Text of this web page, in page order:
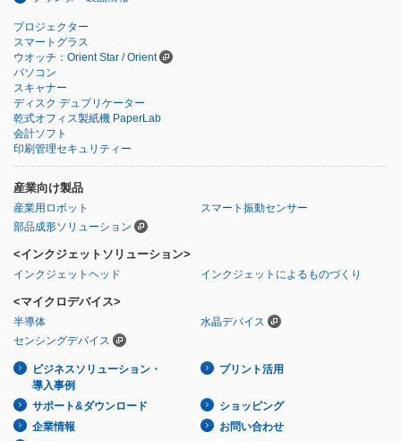
プロジェクター
スマートグラス
ウオッチ：Orient Star / Orient
パソコン
スキャナー
ディスク デュプリケーター
乾式オフィス製紙機 PaperLab
会計ソフト
印刷管理セキュリティー
産業向け製品
産業用ロボット
スマート振動センサー
部品成形ソリューション
<インクジェットソリューション>
インクジェットヘッド インクジェットによるものづくり
<マイクロデバイス>
半導体
水晶デバイス
センシングデバイス
ビジネスソリューション・
導入事例
プリント活用
サポート&ダウンロード
ショッピング
企業情報
お問い合わせ